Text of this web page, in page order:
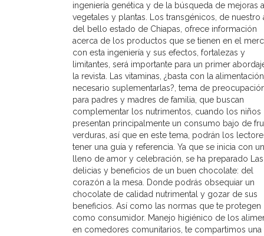
ingeniería genética y de la búsqueda de mejoras
vegetales y plantas. Los transgénicos, de nuestro
del bello estado de Chiapas, ofrece información
acerca de los productos que se tienen en el
con esta ingeniería y sus efectos, fortalezas y
limitantes, será importante para un primer
la revista. Las vitaminas, ¿basta con la
necesario suplementarlas?, tema de
para padres y madres de familia, que buscan
complementar los nutrimentos, cuando los niños
presentan principalmente un consumo bajo de
verduras, así que en este tema, podrán los
tener una guía y referencia. Ya que se inicia con
lleno de amor y celebración, se ha preparado Las
delicias y beneficios de un buen chocolate: del
corazón a la mesa. Donde podrás obsequiar un
chocolate de calidad nutrimental y gozar de sus
beneficios. Así como las normas que te protegen
como consumidor. Manejo higiénico de los
en comedores comunitarios, te compartimos una